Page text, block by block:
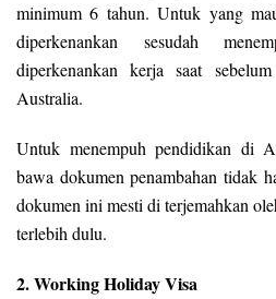
minimum 6 tahun. Untuk yang
diperkenankan sesudah
diperkenankan kerja saat
Australia.
Untuk menempuh pendidikan di
bawa dokumen penambahan tidak
dokumen ini mesti di terjemahkan
terlebih dulu.
2. Working Holiday Visa